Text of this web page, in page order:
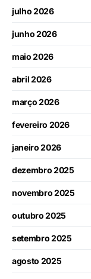
julho 2026
junho 2026
maio 2026
abril 2026
março 2026
fevereiro 2026
janeiro 2026
dezembro 2025
novembro 2025
outubro 2025
setembro 2025
agosto 2025